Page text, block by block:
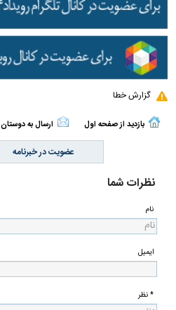
گزارش خطا
بازدید از صفحه اول ارسال به دوستان
عضویت در خبرنامه
نظرات شما
نام
ایمیل
* نظر